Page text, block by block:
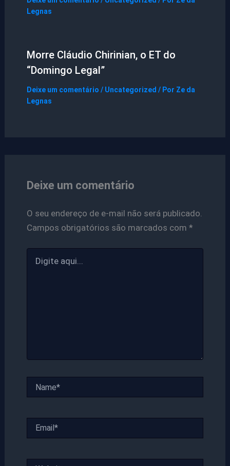
Legnas
Morre Cláudio Chirinian, o ET do
“Domingo Legal”
Deixe um comentário / Uncategorized / Por Ze da
Legnas
Deixe um comentário
O seu endereço de e-mail não será publicado.
Campos obrigatórios são marcados com *
aqui...